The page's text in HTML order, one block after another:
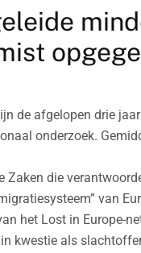
de afgelopen drie
onderzoek.
Zaken die
van
het Lost in Europe-
kwestie als